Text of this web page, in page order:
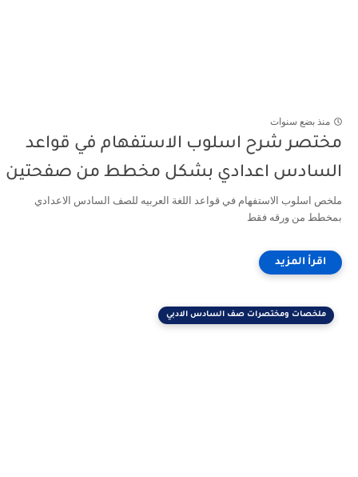
منذ بضع سنوات
مختصر شرح اسلوب الاستفهام في قواعد
السادس اعدادي بشكل مخطط من صفحتين
ملخص اسلوب الاستفهام في قواعد اللغة العربيه للصف السادس الاعدادي
بمخطط من ورقه فقط
ملخصات ومختصرات صف السادس الادبي